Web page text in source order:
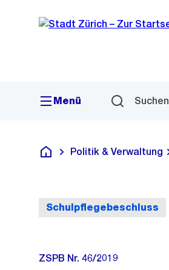
Navigation
Sprunglink
Menü Suchen
Deutsch
Politik & Verwaltung
Schulpflegebeschluss
ZSPB Nr. 46/2019